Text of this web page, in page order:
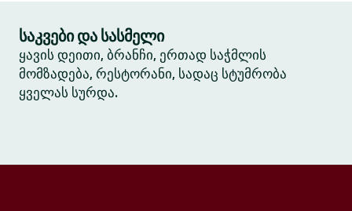
საკვები და სასმელი
ყავის დეითი, ბრანჩი, ერთად საჭმლის
მომზადება, რესტორანი, სადაც სტუმრობა
ყველას სურდა.